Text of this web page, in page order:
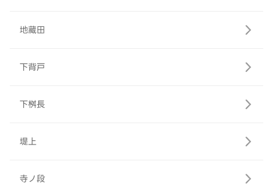
地藏田
下背戸
下桝長
堤上
寺ノ段